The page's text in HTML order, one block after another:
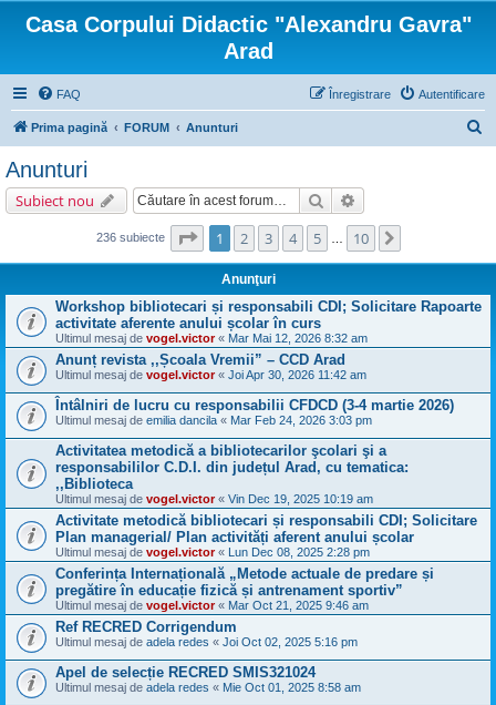
Casa Corpului Didactic "Alexandru Gavra"
Arad
FAQ Autentificare
Înregistrare
Prima pagină FORUM Anunturi
Anunturi
Subiect nou Căutare
236 subiecte Pagina1 din 10
1 2 3 4 5 10
Anunţuri
Workshop bibliotecari și responsabili CDI; Solicitare Rapoarte
activitate aferente anului școlar în curs
Ultimul mesaj de vogel.victor« Mar Mai 12, 2026 8:32 am
Anunț revista ,,Școala Vremii” – CCD Arad
Ultimul mesaj de vogel.victor« Joi Apr 30, 2026 11:42 am
Întâlniri de lucru cu responsabilii CFDCD (3-4 martie 2026)
Ultimul mesaj de emilia dancila « Mar Feb 24, 2026 3:03 pm
Activitatea metodică a bibliotecarilor şcolari şi a
responsabililor C.D.I. din județul Arad, cu tematica:
,,Biblioteca
Ultimul mesaj de vogel.victor« Vin Dec 19, 2025 10:19 am
Activitate metodică bibliotecari și responsabili CDI; Solicitare
Plan managerial/ Plan activități aferent anului școlar
Ultimul mesaj de vogel.victor« Lun Dec 08, 2025 2:28 pm
Conferința Internațională „Metode actuale de predare și
pregătire în educație fizică și antrenament sportiv”
Ultimul mesaj de vogel.victor« Mar Oct 21, 2025 9:46 am
Ref RECRED Corrigendum
Ultimul mesaj de adela redes « Joi Oct 02, 2025 5:16 pm
Apel de selecție RECRED SMIS321024
Ultimul mesaj de adela redes « Mie Oct 01, 2025 8:58 am